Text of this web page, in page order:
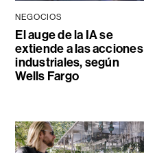
NEGOCIOS
El auge de la IA se
extiende a las acciones
industriales, según
Wells Fargo